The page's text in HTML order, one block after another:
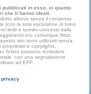
pubblicati in esso, in quanto
che li hanno ideati.
altrove senza il consenso
(con la sola esclusione di brevi
limiti e termini concessi dalla
e/o comunque fittizi.
sito sono utilizzati senza
e copyrights.
fiction possono richiedere
con una segnalazione
ad EFP.
privacy